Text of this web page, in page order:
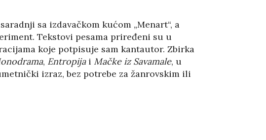
sa izdavačkom kućom „Menart“, a
Tekstovi pesama priređeni su u
koje potpisuje sam kantautor. Zbirka
, Entropijai Mačke iz Savamale, u
izraz, bez potrebe za žanrovskim ili